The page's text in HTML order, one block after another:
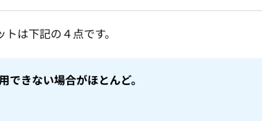
は下記の４点です。
できない場合がほとんど。